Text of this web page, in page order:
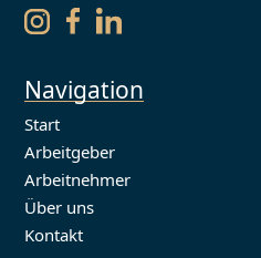
Navigation
Start
Arbeitgeber
Arbeitnehmer
Über uns
Kontakt